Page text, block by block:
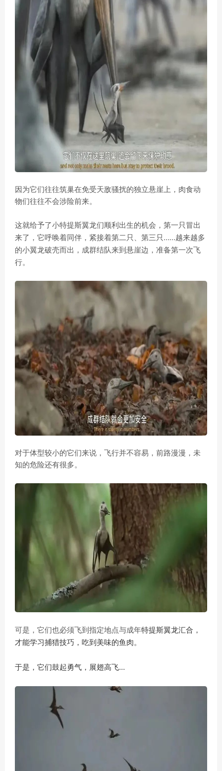
因为它们往往筑巢在免受天敌骚扰的独立悬崖上，肉食动
物们往往不会涉险前来。
这就给予了小特提斯翼龙们顺利出生的机会，第一只冒出
来了，它呼唤着同伴， 紧接着第二只、第三只……越来越多
的小翼龙破壳而出，成群结队来到悬崖边，准备第一次飞
行。
对于体型较小的它们来说，飞行并不容易，前路漫漫，未
知的危险还有很多。
可是，它们也必须飞到指定地点与成年特提斯翼龙汇合，
才能学习捕猎技巧，吃到美味的鱼肉。
于是，它们鼓起勇气，展翅高飞…